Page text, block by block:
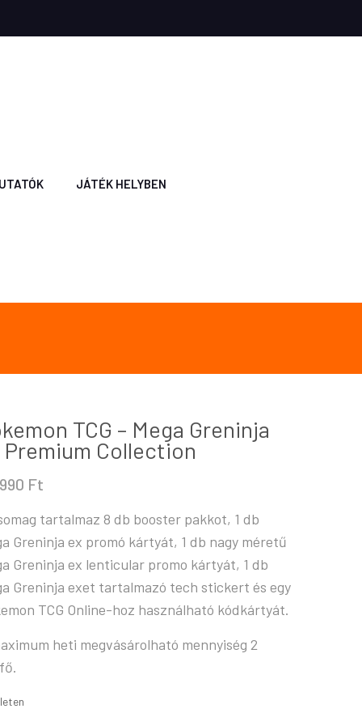
JÁTÉK HELYBEN
TCG – Mega Greninja
Premium Collection
Ft
tartalmaz 8 db booster pakkot, 1 db
Greninja ex promó kártyát, 1 db nagy méretű
Greninja ex lenticular promo kártyát, 1 db
Greninja exet tartalmazó tech stickert és egy
TCG Online-hoz használható kódkártyát.
heti megvásárolható mennyiség 2